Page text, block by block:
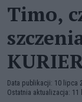
Timo,
Data publikacji: 10 lipca
Ostatnia aktualizacja: 11